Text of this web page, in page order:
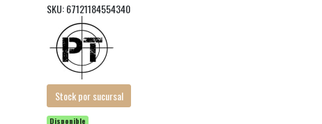
SKU: 67121184554340
Stock por sucursal
Disponible